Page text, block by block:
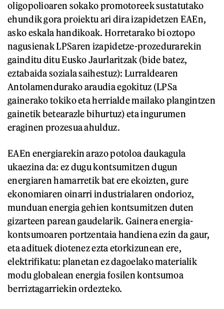
oligopolioaren sokako promotoreek sustatutako
ehundik gora proiektu ari dira izapidetzen EAEn,
asko eskala handikoak. Horretarako bi oztopo
nagusienak LPSaren izapidetze-prozedurarekin
gainditu ditu Eusko Jaurlaritzak (bide batez,
eztabaida soziala saihestuz): Lurraldearen
Antolamendurako araudia egokituz (LPSa
gainerako tokiko eta herrialde mailako plangintzen
gainetik betearazle bihurtuz) eta ingurumen
eraginen prozesua ahulduz.
EAEn energiarekin arazo potoloa daukagula
ukaezina da: ez dugu kontsumitzen dugun
energiaren hamarretik bat ere ekoizten, gure
ekonomiaren oinarri industrialaren ondorioz,
munduan energia gehien kontsumitzen duten
gizarteen parean gaudelarik. Gainera energia-
kontsumoaren portzentaia handiena ezin da gaur,
eta adituek diotenez ezta etorkizunean ere,
elektrifikatu: planetan ez dagoelako materialik
modu globalean energia fosilen kontsumoa
berriztagarriekin ordezteko.